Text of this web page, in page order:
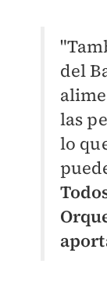
del
las
lo